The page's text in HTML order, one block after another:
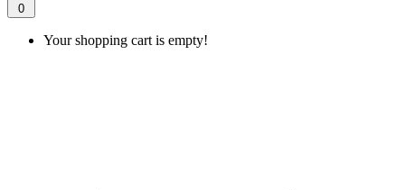
0
Your shopping cart is empty!